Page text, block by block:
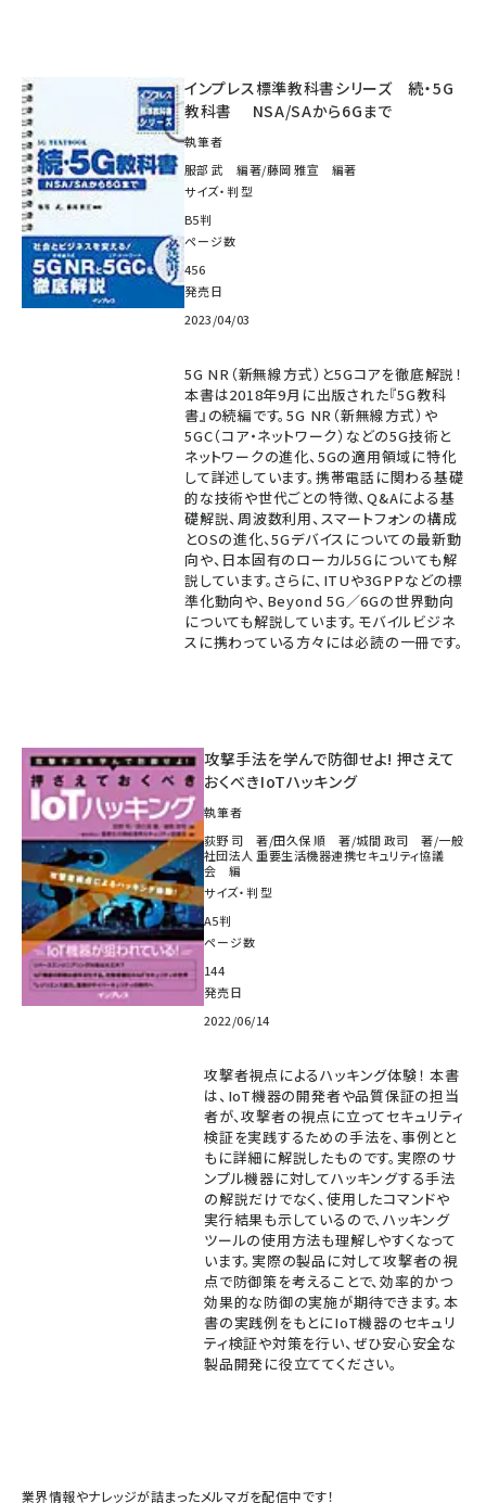
インプレス標準教科書シリーズ 続・5G
教科書 NSA/SAから6Gまで
執筆者
服部 武 編著/藤岡 雅宣 編著
サイズ・判型
B5判
ページ数
456
発売日
2023/04/03
5G NR（新無線方式）と5Gコアを徹底解説！
本書は2018年9月に出版された『5G教科
書』の続編です。5G NR（新無線方式）や
5GC（コア・ネットワーク）などの5G技術と
ネットワークの進化、5Gの適用領域に特化
して詳述しています。携帯電話に関わる基礎
的な技術や世代ごとの特徴、Q&Aによる基
礎解説、周波数利用、スマートフォンの構成
とOSの進化、5Gデバイスについての最新動
向や、日本固有のローカル5Gについても解
説しています。さらに、ITUや3GPPなどの標
準化動向や、Beyond 5G／6Gの世界動向
についても解説しています。モバイルビジネ
スに携わっている方々には必読の一冊です。
攻撃手法を学んで防御せよ! 押さえて
おくべきIoTハッキング
執筆者
荻野 司 著/田久保 順 著/城間 政司 著/一般
社団法人 重要生活機器連携セキュリティ協議
会 編
サイズ・判型
A5判
ページ数
144
発売日
2022/06/14
攻撃者視点によるハッキング体験！ 本書
は、IoT機器の開発者や品質保証の担当
者が、攻撃者の視点に立ってセキュリティ
検証を実践するための手法を、事例とと
もに詳細に解説したものです。実際のサ
ンプル機器に対してハッキングする手法
の解説だけでなく、使用したコマンドや
実行結果も示しているので、ハッキング
ツールの使用方法も理解しやすくなって
います。実際の製品に対して攻撃者の視
点で防御策を考えることで、効率的かつ
効果的な防御の実施が期待できます。本
書の実践例をもとにIoT機器のセキュリ
ティ検証や対策を行い、ぜひ安心安全な
製品開発に役立ててください。
業界情報やナレッジが詰まったメルマガを配信中です！